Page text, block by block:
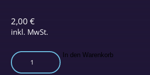
2,00 €
inkl. MwSt.
Bio-
Windeln
In den Warenkorb